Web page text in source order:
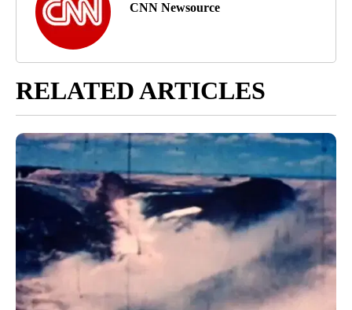
CNN Newsource
RELATED ARTICLES